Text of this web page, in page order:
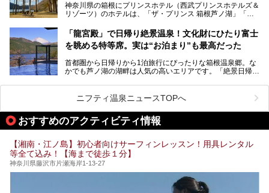
神奈川県には、サウナや岩盤浴、一日中遊べるエンタメ施設
など、“非日常”を味わえるスーパー銭湯が数多く揃っていま
う」という人も多いはず。
そこで今回は、神奈川県内の人気施設26選を「安さ」「岩
業」「駅近」など、目的別に厳選して紹介します。
今の気分にぴったりの施設を見つけて、最高のリフレッシュ
神奈川県の箱根にプリンスホテル（西武プリンスホテルズ＆
リゾーツ）のホテルは、「ザ・プリンス 箱根芦ノ湖」「芦
「箱根仙石原プリンスホテル」と4軒あり、今回ご紹介する
「ザ・プリンス 箱根芦ノ湖」は、その中でもフラッグシッ
プ（旗艦）に位置づけられる特別なホテルです。
昭和の日本を代表する建築家の一人、村野藤吾が芦ノ湖の畔
に建てた桃源郷のようなホテルがここ。自家源泉の温泉や、
提供元：株式会社西武・プリンスホテルズワールドワイド
【PR】
この記事はザ・プリンス 箱根芦ノ湖のPR記事です。
「龍宮殿」で日帰り絶景温泉！文化財にひたり富士
を眺める特等席。実は“お泊まり”も最高だった
首都圏から日帰りから1泊旅行にぴったりな箱根温泉郷。な
かでも芦ノ湖の湖畔は人気の高いエリアです。「絶景日帰り
が楽しめるまさに眺望自慢の日帰り温泉。
そしてここは全24室の「箱根 芦ノ湖畔蛸川温泉 龍宮殿」と
して宿泊もできます。宿泊者は「龍宮殿本館」の営業時間に
加えて、朝6時からの宿泊者専用時間帯にも「龍宮殿本館」
のお風呂が利用できます。
今回は日帰り温泉としての「絶景日帰り温泉 龍宮殿本館
（以下、龍宮殿本館）」と、旅館としての「箱根 芦ノ湖畔
蛸川温泉 龍宮殿（以下、龍宮殿）」の両方の魅力をたっぷ
りお伝えします！
ここは箱根神社、九頭龍神社、白龍神社、箱根元宮と箱根の
4つの神社に囲まれたパワースポットです。
ニフティ温泉ニュースTOPへ
おすすめのアクティビティ情報
【湘南・江ノ島】初心者向けサーフィンレッスン！用具レンタル
等全て込み！【海まで徒歩１分】
神奈川県藤沢市片瀬海岸1-13-27